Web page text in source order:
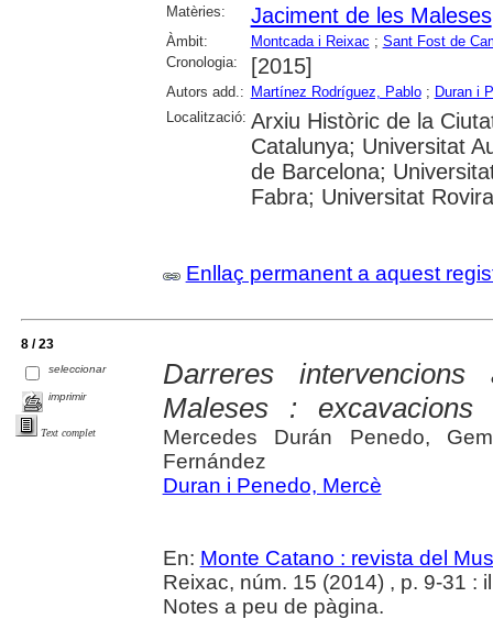
Matèries:
Jaciment de les Maleses
Àmbit: Montcada i Reixac ; Sant Fost de
Cronologia:
[2015]
Autors add.: Martínez Rodríguez, Pablo; Duran i
Localització: Arxiu Històric de la
Catalunya; Universitat
de Barcelona;
Fabra; Universitat
Enllaç permanent a aquest
8 / 23
seleccionar
imprimir
Text complet
Darreres
Maleses :
Mercedes Durán Penedo,
Fernández
Duran i Penedo, Mercè
En: Monte Catano : revista del
Reixac, núm. 15 (2014) , p. 9-31 :
Notes a peu de pàgina.